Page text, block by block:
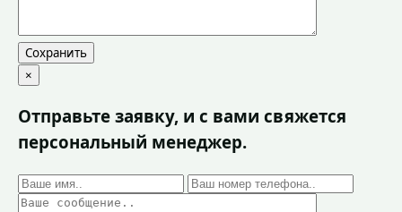
Сохранить
×
Отправьте заявку, и с вами свяжется
персональный менеджер.